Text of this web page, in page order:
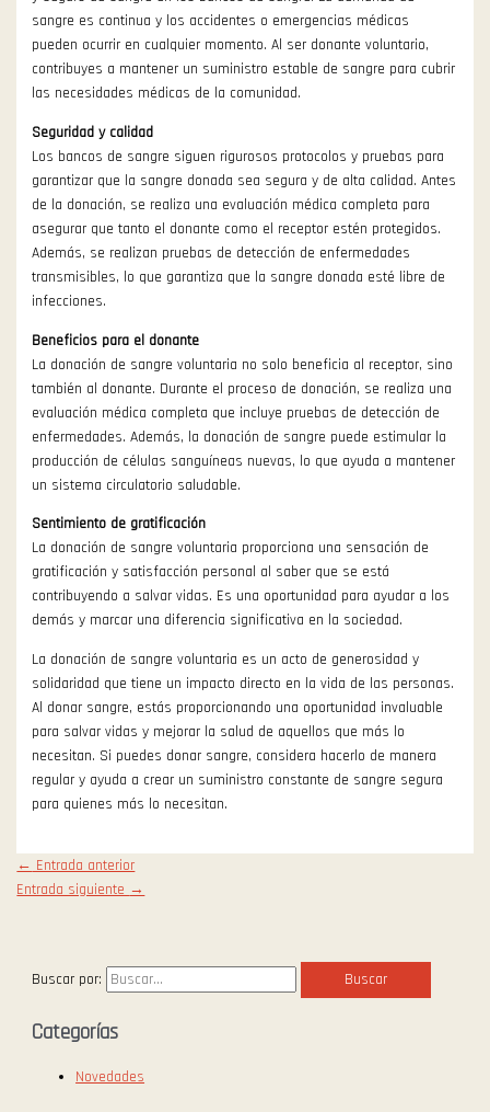
sangre es continua y los accidentes o emergencias médicas
pueden ocurrir en cualquier momento. Al ser donante voluntario,
contribuyes a mantener un suministro estable de sangre para cubrir
las necesidades médicas de la comunidad.
Seguridad y calidad
Los bancos de sangre siguen rigurosos protocolos y pruebas para
garantizar que la sangre donada sea segura y de alta calidad. Antes
de la donación, se realiza una evaluación médica completa para
asegurar que tanto el donante como el receptor estén protegidos.
Además, se realizan pruebas de detección de enfermedades
transmisibles, lo que garantiza que la sangre donada esté libre de
infecciones.
Beneficios para el donante
La donación de sangre voluntaria no solo beneficia al receptor, sino
también al donante. Durante el proceso de donación, se realiza una
evaluación médica completa que incluye pruebas de detección de
enfermedades. Además, la donación de sangre puede estimular la
producción de células sanguíneas nuevas, lo que ayuda a mantener
un sistema circulatorio saludable.
Sentimiento de gratificación
La donación de sangre voluntaria proporciona una sensación de
gratificación y satisfacción personal al saber que se está
contribuyendo a salvar vidas. Es una oportunidad para ayudar a los
demás y marcar una diferencia significativa en la sociedad.
La donación de sangre voluntaria es un acto de generosidad y
solidaridad que tiene un impacto directo en la vida de las personas.
Al donar sangre, estás proporcionando una oportunidad invaluable
para salvar vidas y mejorar la salud de aquellos que más lo
necesitan. Si puedes donar sangre, considera hacerlo de manera
regular y ayuda a crear un suministro constante de sangre segura
para quienes más lo necesitan.
← Entrada anterior
Entrada siguiente →
Buscar por:
Categorías
Novedades